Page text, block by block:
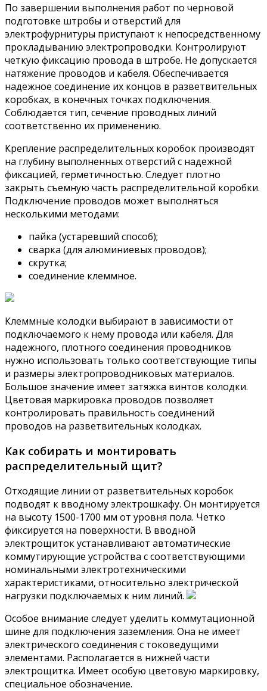
По завершении выполнения работ по черновой
подготовке штробы и отверстий для
электрофурнитуры приступают к непосредственному
прокладыванию электропроводки. Контролируют
четкую фиксацию провода в штробе. Не допускается
натяжение проводов и кабеля. Обеспечивается
надежное соединение их концов в разветвительных
коробках, в конечных точках подключения.
Соблюдается тип, сечение проводных линий
соответственно их применению.
Крепление распределительных коробок производят
на глубину выполненных отверстий с надежной
фиксацией, герметичностью. Следует плотно
закрыть съемную часть распределительной коробки.
Подключение проводов может выполняться
несколькими методами:
пайка (устаревший способ);
сварка (для алюминиевых проводов);
скрутка;
соединение клеммное.
Клеммные колодки выбирают в зависимости от
подключаемого к нему провода или кабеля. Для
надежного, плотного соединения проводников
нужно использовать только соответствующие типы
и размеры электропроводниковых материалов.
Большое значение имеет затяжка винтов колодки.
Цветовая маркировка проводов позволяет
контролировать правильность соединений
проводов на разветвительных колодках.
Как собирать и монтировать
распределительный щит?
Отходящие линии от разветвительных коробок
подводят к вводному электрошкафу. Он монтируется
на высоту 1500-1700 мм от уровня пола. Четко
фиксируется на поверхности. В вводной
электрощиток устанавливают автоматические
коммутирующие устройства с соответствующими
номинальными электротехническими
характеристиками, относительно электрической
нагрузки подключаемых к ним линий.
Особое внимание следует уделить коммутационной
шине для подключения заземления. Она не имеет
электрического соединения с токоведущими
элементами. Располагается в нижней части
электрощитка. Имеет особую цветовую маркировку,
специальное обозначение.